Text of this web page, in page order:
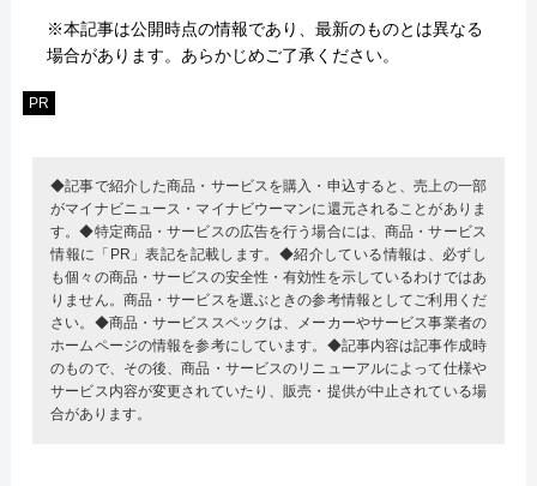
※本記事は公開時点の情報であり、最新のものとは異なる
場合があります。あらかじめご了承ください。
PR
◆記事で紹介した商品・サービスを購入・申込すると、売上の一部
がマイナビニュース・マイナビウーマンに還元されることがありま
す。◆特定商品・サービスの広告を行う場合には、商品・サービス
情報に「PR」表記を記載します。◆紹介している情報は、必ずし
も個々の商品・サービスの安全性・有効性を示しているわけではあ
りません。商品・サービスを選ぶときの参考情報としてご利用くだ
さい。◆商品・サービススペックは、メーカーやサービス事業者の
ホームページの情報を参考にしています。◆記事内容は記事作成時
のもので、その後、商品・サービスのリニューアルによって仕様や
サービス内容が変更されていたり、販売・提供が中止されている場
合があります。